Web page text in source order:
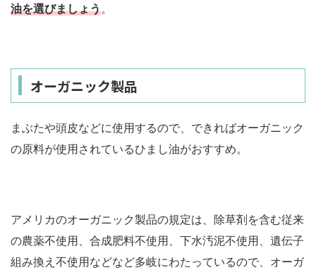
油を選びましょう。
オーガニック製品
まぶたや頭皮などに使用するので、できればオーガニック
の原料が使用されているひまし油がおすすめ。
アメリカのオーガニック製品の規定は、除草剤を含む従来
の農薬不使用、合成肥料不使用、下水汚泥不使用、遺伝子
組み換え不使用などなど多岐にわたっているので、オーガ